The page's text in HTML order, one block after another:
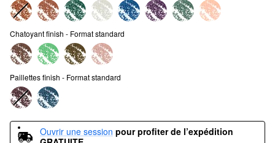
Chatoyant finish - Format standard
Paillettes finish - Format standard
Ouvrir une session pour profiter de l’expédition